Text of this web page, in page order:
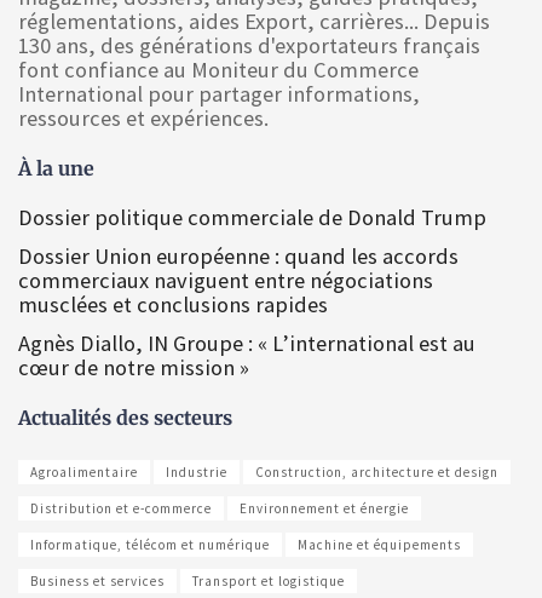
réglementations, aides Export, carrières... Depuis
130 ans, des générations d'exportateurs français
font confiance au Moniteur du Commerce
International pour partager informations,
ressources et expériences.
À la une
Dossier politique commerciale de Donald Trump
Dossier Union européenne : quand les accords
commerciaux naviguent entre négociations
musclées et conclusions rapides
Agnès Diallo, IN Groupe : « L’international est au
cœur de notre mission »
Actualités des secteurs
Agroalimentaire Industrie Construction, architecture et design
Distribution et e-commerce Environnement et énergie
Informatique, télécom et numérique Machine et équipements
Business et services Transport et logistique